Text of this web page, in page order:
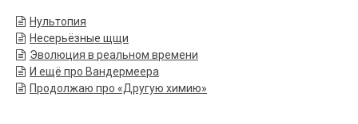
Нультопия
Несерьёзные щщи
Эволюция в реальном времени
И ещё про Вандермеера
Продолжаю про «Другую химию»